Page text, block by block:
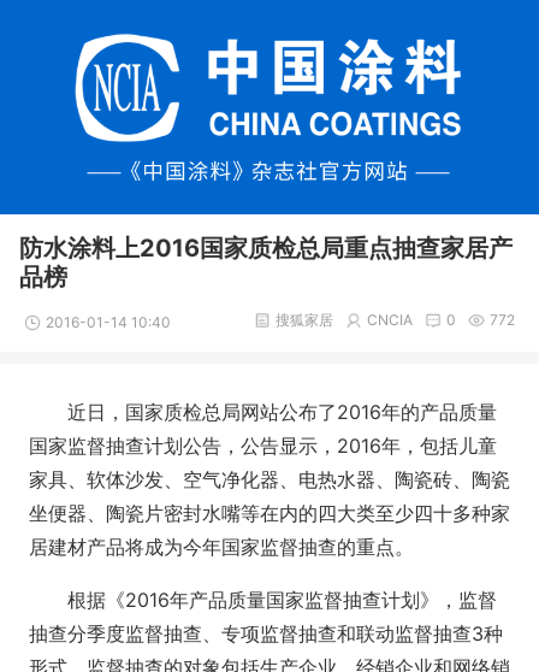
防水涂料上2016国家质检总局重点抽查家居产
品榜
2016-01-14 10:40 772
0
CNCIA
搜狐家居
近日，国家质检总局网站公布了2016年的产品质量
国家监督抽查计划公告，公告显示，2016年，包括儿童
家具、软体沙发、空气净化器、电热水器、陶瓷砖、陶瓷
坐便器、陶瓷片密封水嘴等在内的四大类至少四十多种家
居建材产品将成为今年国家监督抽查的重点。
根据《2016年产品质量国家监督抽查计划》，监督
抽查分季度监督抽查、专项监督抽查和联动监督抽查3种
形式，监督抽查的对象包括生产企业、经销企业和网络销